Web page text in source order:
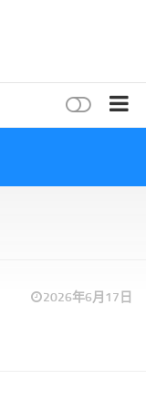
2026年6月17日